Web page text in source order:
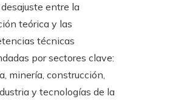
entre la
teórica y las
técnicas
por sectores clave:
minería, construcción,
y tecnologías de la